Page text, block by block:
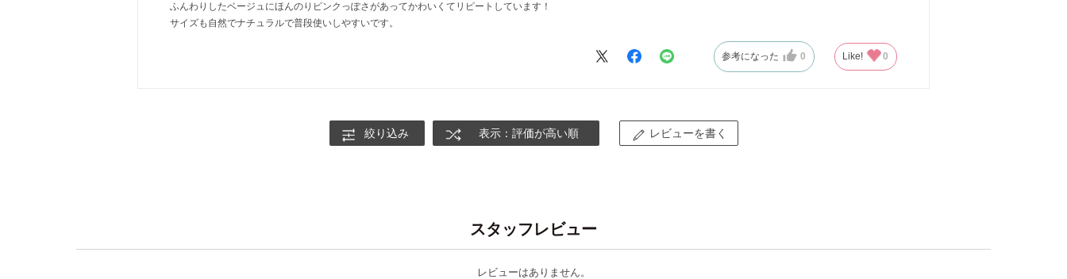
ふんわりしたベージュにほんのりピンクっぽさがあってかわいくてリピートしています！
サイズも自然でナチュラルで普段使いしやすいです。
参考になった 0 Like! 0
絞り込み 表示：評価が高い順 レビューを書く
スタッフレビュー
レビューはありません。